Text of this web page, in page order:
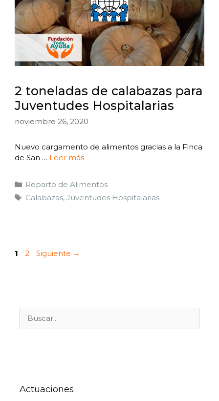
2 toneladas de calabazas para
Juventudes Hospitalarias
noviembre 26, 2020
Nuevo cargamento de alimentos gracias a la Finca
de San … Leer más
Reparto de Alimentos
Calabazas, Juventudes Hospitalarias
1 2 Siguiente →
Actuaciones